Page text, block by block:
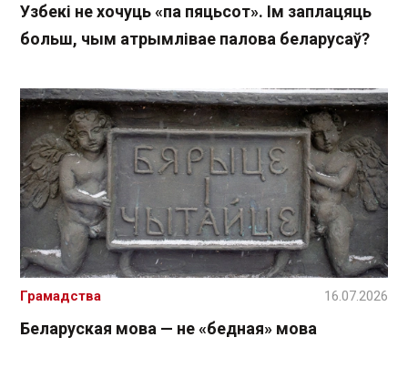
Узбекі не хочуць «па пяцьсот». Ім заплацяць
больш, чым атрымлівае палова беларусаў?
Беларуская мова — не «бедная» мова
Грамадства 16.07.2026